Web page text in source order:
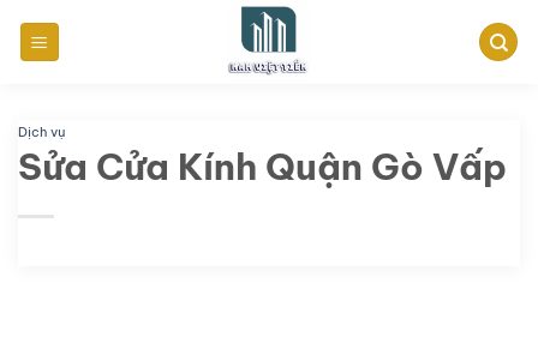
qua
Dịch vụ
Sửa Cửa Kính Quận Gò Vấp